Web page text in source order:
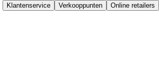
Klantenservice Verkooppunten Online retailers